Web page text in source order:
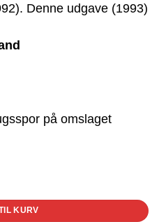
Denne udgave (1993)
på omslaget
KURV